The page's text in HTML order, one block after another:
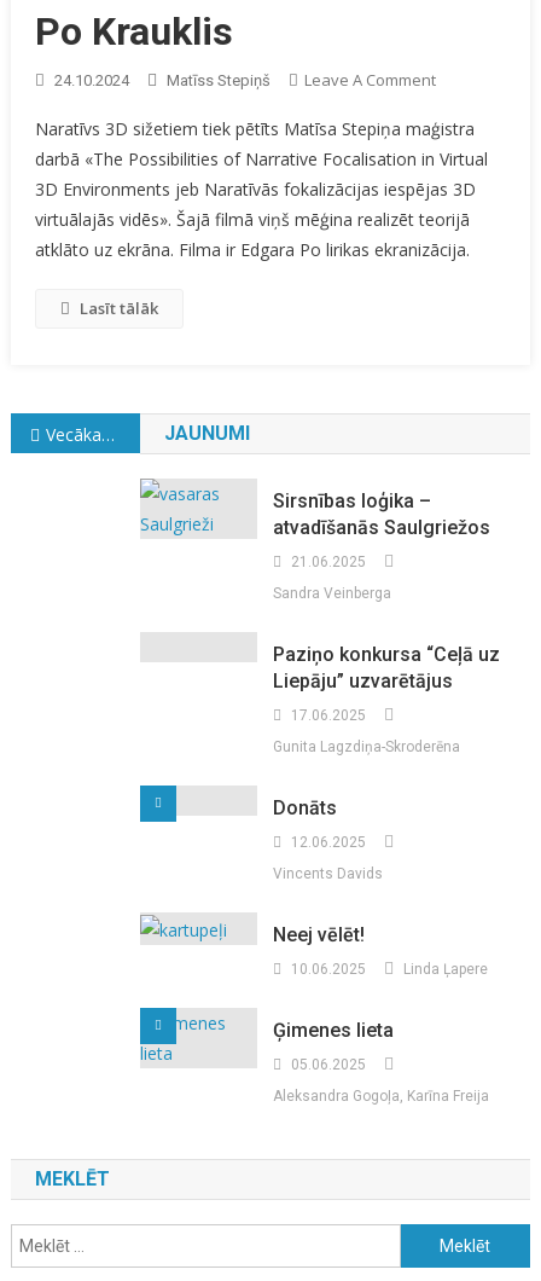
Po Krauklis
24.10.2024 Matīss Stepiņš Leave A CommentOn
Krauklis
Naratīvs 3D sižetiem tiek pētīts Matīsa Stepiņa maģistra
darbā «The Possibilities of Narrative Focalisation in Virtual
3D Environments jeb Naratīvās fokalizācijas iespējas 3D
virtuālajās vidēs». Šajā filmā viņš mēģina realizēt teorijā
atklāto uz ekrāna. Filma ir Edgara Po lirikas ekranizācija.
Lasīt tālāk
Ziņu
navigācija
Vecākas ziņas JAUNUMI
Sirsnības loģika –
atvadīšanās Saulgriežos
21.06.2025
Sandra Veinberga
Paziņo konkursa “Ceļā uz
Liepāju” uzvarētājus
17.06.2025
Gunita Lagzdiņa-Skroderēna
Donāts
12.06.2025
Vincents Davids
Neej vēlēt!
10.06.2025 Linda Ļapere
Ģimenes lieta
05.06.2025
Aleksandra Gogoļa, Karīna Freija
MEKLĒT
Meklēt: